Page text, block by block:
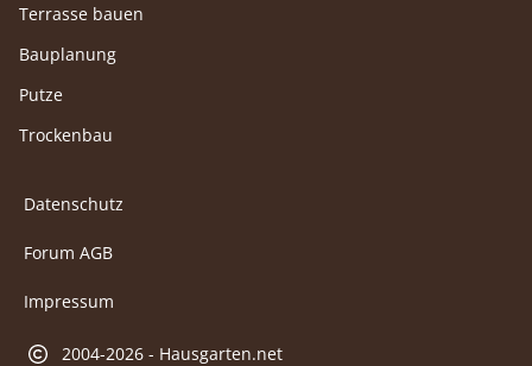
Terrasse bauen
Bauplanung
Putze
Trockenbau
Datenschutz
Forum AGB
Impressum
2004-2026 - Hausgarten.net